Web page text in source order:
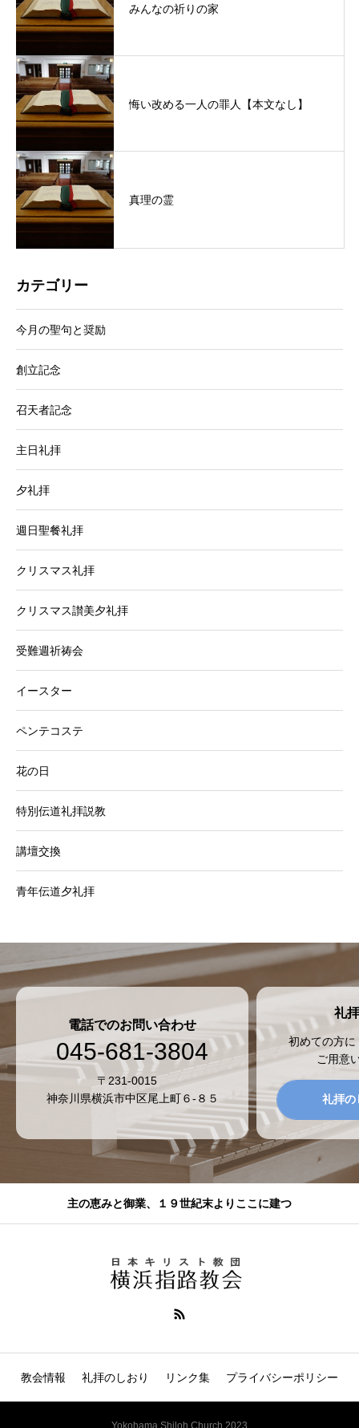
みんなの祈りの家
悔い改める一人の罪人【本文なし】
真理の霊
カテゴリー
今月の聖句と奨励
創立記念
召天者記念
主日礼拝
夕礼拝
週日聖餐礼拝
クリスマス礼拝
クリスマス讃美夕礼拝
受難週祈祷会
イースター
ペンテコステ
花の日
特別伝道礼拝説教
講壇交換
青年伝道夕礼拝
電話でのお問い合わせ
045-681-3804
〒231-0015
神奈川県横浜市中区尾上町６-８５
礼
初めての方
ご用意
礼拝の
主の恵みと御業、１９世紀末よりここに建つ
教会情報 礼拝のしおり リンク集 プライバシーポリシー
Yokohama Shiloh Church 2023